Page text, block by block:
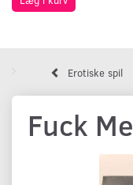
Erotiske spil
Fuck Me